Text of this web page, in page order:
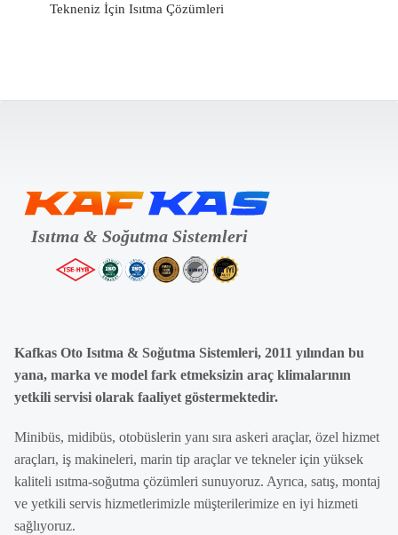
Tekneniz İçin Isıtma Çözümleri
Kafkas Oto Isıtma & Soğutma Sistemleri, 2011 yılından bu
yana, marka ve model fark etmeksizin araç klimalarının
yetkili servisi olarak faaliyet göstermektedir.
Minibüs, midibüs, otobüslerin yanı sıra askeri araçlar, özel hizmet
araçları, iş makineleri, marin tip araçlar ve tekneler için yüksek
kaliteli ısıtma-soğutma çözümleri sunuyoruz. Ayrıca, satış, montaj
ve yetkili servis hizmetlerimizle müşterilerimize en iyi hizmeti
sağlıyoruz.